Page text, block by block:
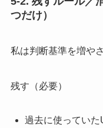
つだけ）
私は判断基準を増や
残す（必要）
過去に使ってい